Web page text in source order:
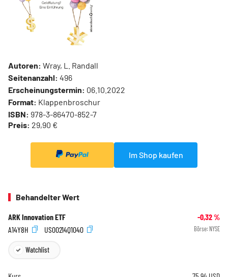
Autoren: Wray, L. Randall
Seitenanzahl: 496
Erscheinungstermin: 06.10.2022
Format: Klappenbroschur
ISBN: 978-3-86470-852-7
Preis: 29,90 €
Im Shop kaufen
Behandelter Wert
ARK Innovation ETF -0,32%
A14Y8H
US00214Q1040 Börse: NYSE
Watchlist